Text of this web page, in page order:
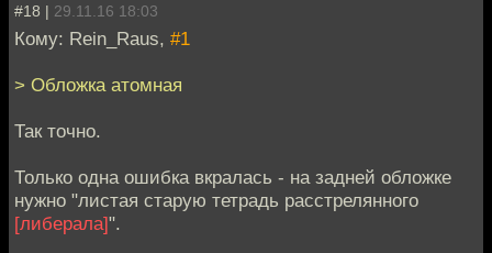
#18 | 29.11.16 18:03
Кому: Rein_Raus, #1
> Обложка атомная
Так точно.
Только одна ошибка вкралась - на задней обложке
нужно "листая старую тетрадь расстрелянного
[либерала]".